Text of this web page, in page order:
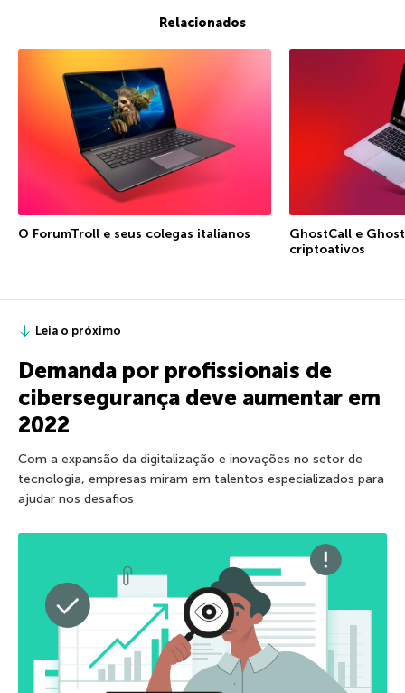
Relacionados
O ForumTroll e seus colegas italianos
GhostCall e
criptoativos
Leia o próximo
Demanda por profissionais de
cibersegurança deve aumentar em
2022
Com a expansão da digitalização e inovações no setor de
tecnologia, empresas miram em talentos especializados para
ajudar nos desafios